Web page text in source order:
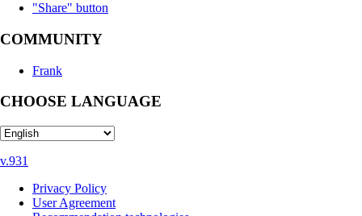
"Share" button
COMMUNITY
Frank
CHOOSE LANGUAGE
v.931
Privacy Policy
User Agreement